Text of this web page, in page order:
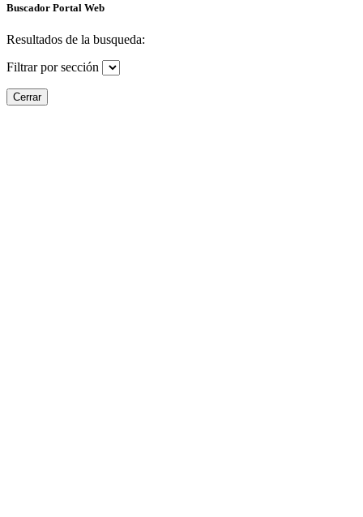
Buscador Portal Web
Resultados de la busqueda:
Filtrar por sección
Cerrar